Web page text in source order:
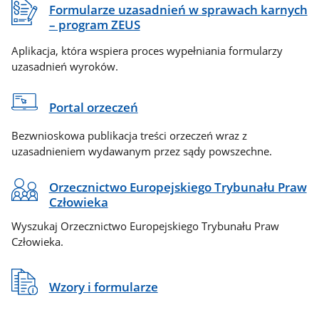
Formularze uzasadnień w sprawach karnych
– program ZEUS
Aplikacja, która wspiera proces wypełniania formularzy
uzasadnień wyroków.
Portal orzeczeń
Bezwnioskowa publikacja treści orzeczeń wraz z
uzasadnieniem wydawanym przez sądy powszechne.
Orzecznictwo Europejskiego Trybunału Praw
Człowieka
Wyszukaj Orzecznictwo Europejskiego Trybunału Praw
Człowieka.
Wzory i formularze